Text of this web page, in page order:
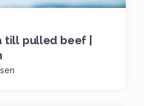
till pulled beef |